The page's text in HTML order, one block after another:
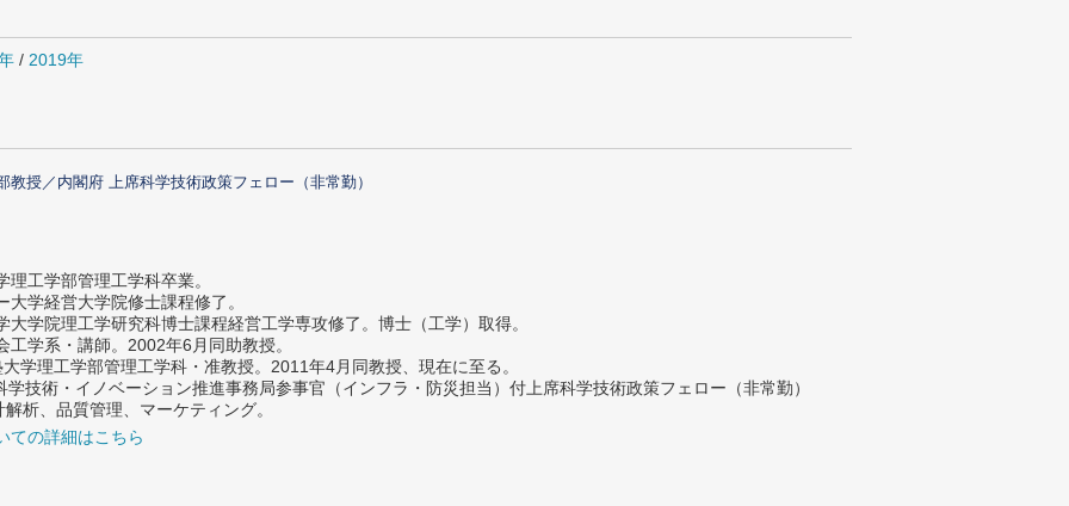
/ 2019年
教授／内閣府 上席科学技術政策フェロー（非常勤）
工学部管理工学科卒業。
学経営大学院修士課程修了。
大学院理工学研究科博士課程経営工学専攻修了。博士（工学）取得。
工学系・講師。2002年6月同助教授。
学理工学部管理工学科・准教授。2011年4月同教授、現在に至る。
技術・イノベーション推進事務局参事官（インフラ・防災担当）付上席科学技術政策フェロー（非常勤）
析、品質管理、マーケティング。
の詳細はこちら